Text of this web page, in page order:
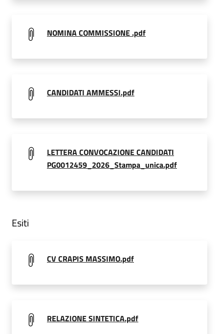
NOMINA COMMISSIONE .pdf
CANDIDATI AMMESSI.pdf
LETTERA CONVOCAZIONE CANDIDATI
PG0012459_2026_Stampa_unica.pdf
Esiti
CV CRAPIS MASSIMO.pdf
RELAZIONE SINTETICA.pdf